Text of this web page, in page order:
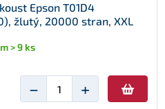
Epson T01D4
žlutý, 20000 stran, XXL
> 9 ks
− +